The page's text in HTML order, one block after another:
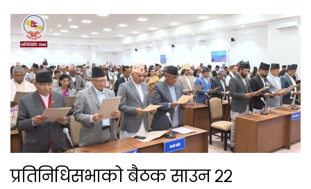
प्रतिनिधिसभाको बैठक साउन २२